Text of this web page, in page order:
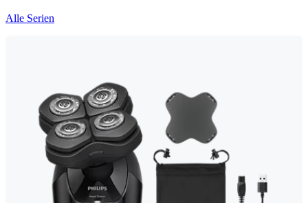
Alle Serien